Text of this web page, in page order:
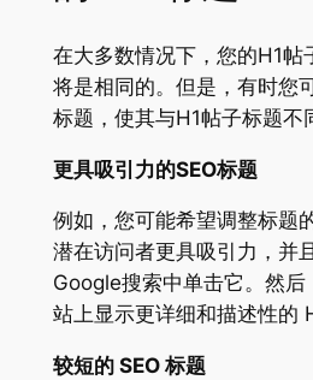
在大多数情况下，您的H1帖
将是相同的。但是，有时您
标题，使其与H1帖子标题不
更具吸引力的SEO标题
例如，您可能希望调整标题
潜在访问者更具吸引力，并
Google搜索中单击它。然后
站上显示更详细和描述性的
较短的 SEO 标题